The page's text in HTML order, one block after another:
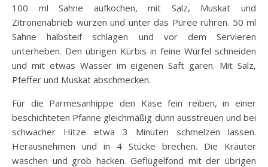
100 ml Sahne aufkochen, mit Salz, Muskat und
Zitronenabrieb würzen und unter das Püree rühren. 50 ml
Sahne halbsteif schlagen und vor dem Servieren
unterheben. Den übrigen Kürbis in feine Würfel schneiden
und mit etwas Wasser im eigenen Saft garen. Mit Salz,
Pfeffer und Muskat abschmecken.
Für die Parmesanhippe den Käse fein reiben, in einer
beschichteten Pfanne gleichmäßig dünn ausstreuen und bei
schwacher Hitze etwa 3 Minuten schmelzen lassen.
Herausnehmen und in 4 Stücke brechen. Die Kräuter
waschen und grob hacken. Geflügelfond mit der übrigen